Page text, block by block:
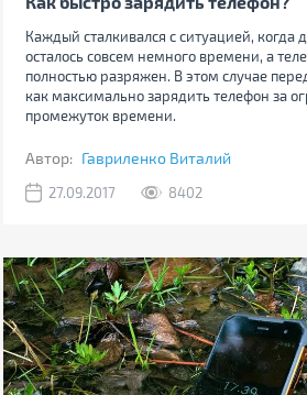
Каждый сталкивался с ситуацией, когда
осталось совсем немного времени, а
полностью разряжен. В этом случае
как максимально зарядить телефон за
промежуток времени.
Автор: Гавриленко Виталий
27.09.2017 8402